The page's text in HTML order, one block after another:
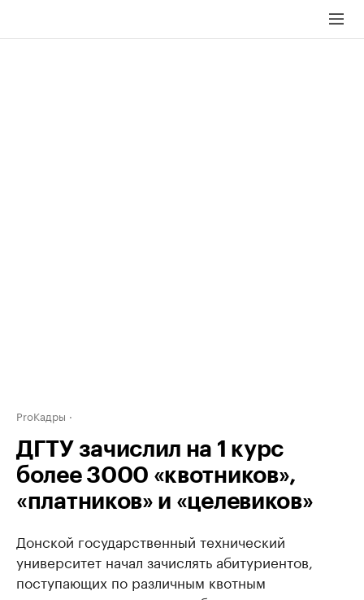
ProКадры
ДГТУ зачислил на 1 курс
более 3000 «квотников»,
«платников» и «целевиков»
Донской государственный технический
университет начал зачислять абитуриентов,
поступающих по различным квотным